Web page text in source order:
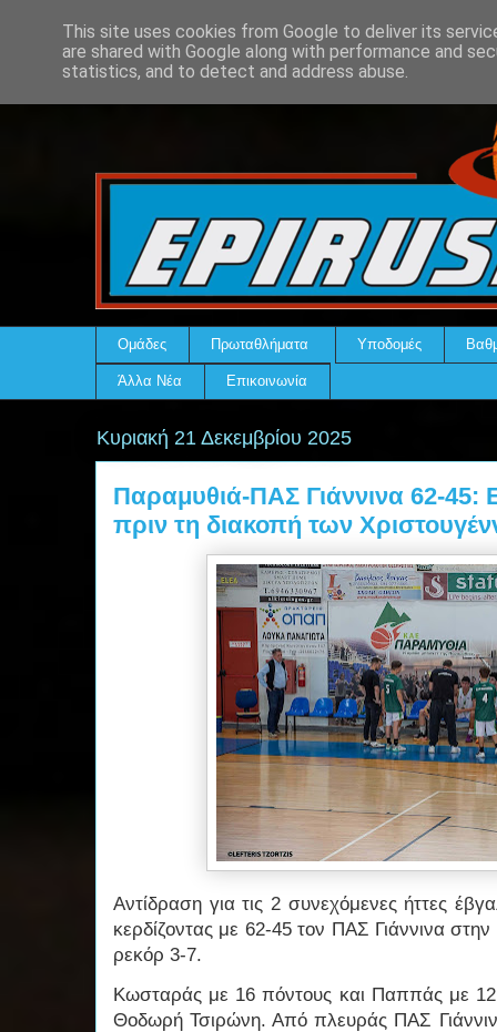
Ομάδες Πρωταθλήματα Υποδομές
Άλλα Νέα Επικοινωνία
Κυριακή 21 Δεκεμβρίου 2025
Παραμυθιά-ΠΑΣ Γιάννινα 62-45:
πριν τη διακοπή των
Αντίδραση για τις 2 συνεχόμενες ήττες
κερδίζοντας με 62-45 τον ΠΑΣ Γιάννινα
ρεκόρ 3-7.
Κωσταράς με 16 πόντους και Παππάς με 12
Θοδωρή Τσιρώνη. Από πλευράς ΠΑΣ
This site uses cookies from Google to deliver its
are shared with Google along with performance and
statistics, and to detect and address abuse.